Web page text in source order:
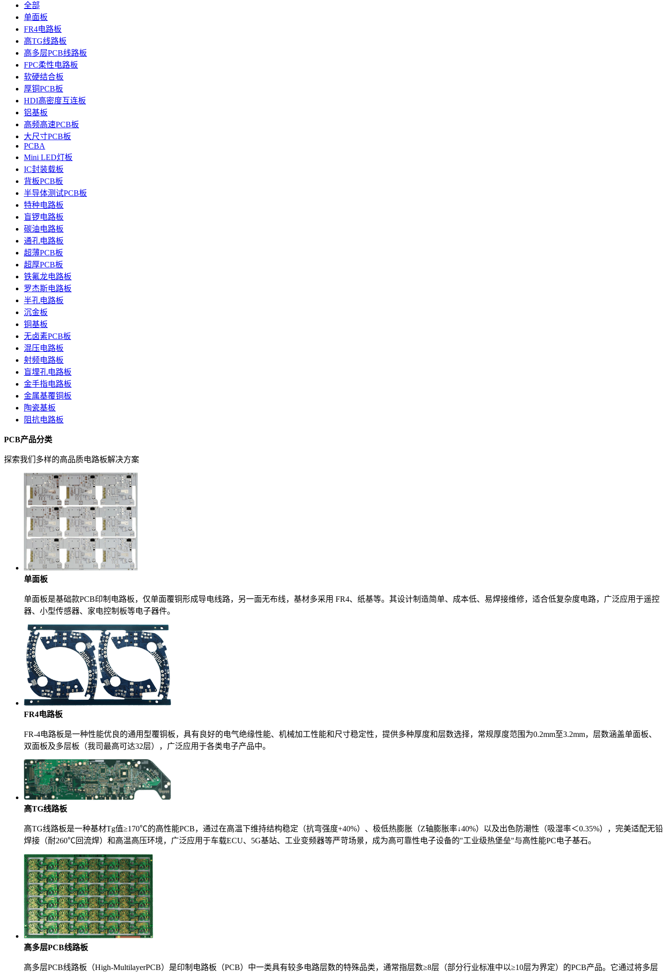
全部
单面板
FR4电路板
高TG线路板
高多层PCB线路板
FPC柔性电路板
软硬结合板
厚铜PCB板
HDI高密度互连板
铝基板
高频高速PCB板
大尺寸PCB板
PCBA
Mini LED灯板
IC封装载板
背板PCB板
半导体测试PCB板
特种电路板
盲锣电路板
碳油电路板
通孔电路板
超薄PCB板
超厚PCB板
铁氟龙电路板
罗杰斯电路板
半孔电路板
沉金板
铜基板
无卤素PCB板
混压电路板
射频电路板
盲埋孔电路板
金手指电路板
金属基覆铜板
陶瓷基板
阻抗电路板
PCB产品分类
探索我们多样的高品质电路板解决方案
单面板
单面板是基础款PCB印制电路板，仅单面覆铜形成导电线路，另一面无布线，基材多采用 FR4、纸基等。其设计制造简单、成本低、易焊接维修，适合低复杂度电路，广泛应用于遥控
器、小型传感器、家电控制板等电子器件。
FR4电路板
FR-4电路板是一种性能优良的通用型覆铜板，具有良好的电气绝缘性能、机械加工性能和尺寸稳定性，提供多种厚度和层数选择，常规厚度范围为0.2mm至3.2mm，层数涵盖单面板、
双面板及多层板（我司最高可达32层），广泛应用于各类电子产品中。
高TG线路板
高TG线路板是一种基材Tg值≥170℃的高性能PCB，通过在高温下维持结构稳定（抗弯强度+40%）、极低热膨胀（Z轴膨胀率↓40%）以及出色防潮性（吸湿率＜0.35%），完美适配无铅
焊接（耐260℃回流焊）和高温高压环境，广泛应用于车载ECU、5G基站、工业变频器等严苛场景，成为高可靠性电子设备的"工业级热堡垒"与高性能PC电子基石。
高多层PCB线路板
高多层PCB线路板（High-MultilayerPCB）是印制电路板（PCB）中一类具有较多电路层数的特殊品类，通常指层数≥8层（部分行业标准中以≥10层为界定）的PCB产品。它通过将多层